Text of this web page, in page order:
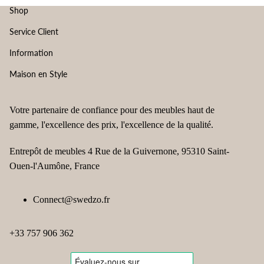
soirées ou repas au bar. ➡️ Les tabourets avec pieds repose‑pieds
(intérieur/extérieur) : Métal (acier, fer) : très robuste et moderne,
adapté aux cuisines et bars à domicile. Revêtement simili‑cuir ou
d’entretien. Plastique/PP : léger, simple à nettoyer et souvent
imperméable (idéal pour extérieur/design coloré).
Shop
Service Client
Information
Maison en Style
Votre partenaire de confiance pour des meubles haut de
gamme, l'excellence des prix, l'excellence de la qualité.
Entrepôt de meubles 4 Rue de la Guivernone, 95310 Saint-
Ouen-l'Aumône, France
Connect@swedzo.fr
+33 757 906 362
Mentions légales